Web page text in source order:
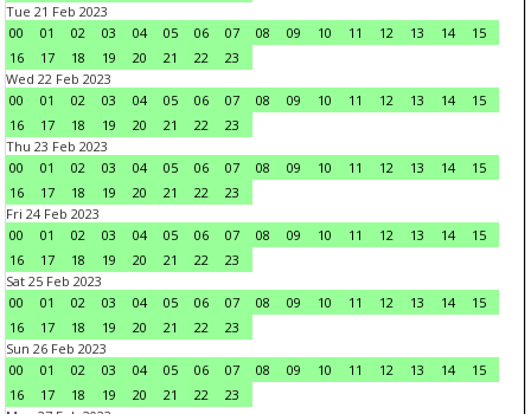
Tue 21 Feb 2023
00
01 02 03 04 05 06 07 08 09 10 11 12 13 14
15
16
17 18 19 20 21 22
23
Wed 22 Feb 2023
00
01 02 03 04 05 06 07 08 09 10 11 12 13 14
15
16
17 18 19 20 21 22
23
Thu 23 Feb 2023
00
01 02 03 04 05 06 07 08 09 10 11 12 13 14
15
16
17 18 19 20 21 22
23
Fri 24 Feb 2023
00
01 02 03 04 05 06 07 08 09 10 11 12 13 14
15
16
17 18 19 20 21 22
23
Sat 25 Feb 2023
00
01 02 03 04 05 06 07 08 09 10 11 12 13 14
15
16
17 18 19 20 21 22
23
Sun 26 Feb 2023
00
01 02 03 04 05 06 07 08 09 10 11 12 13 14
15
16
17 18 19 20 21 22
23